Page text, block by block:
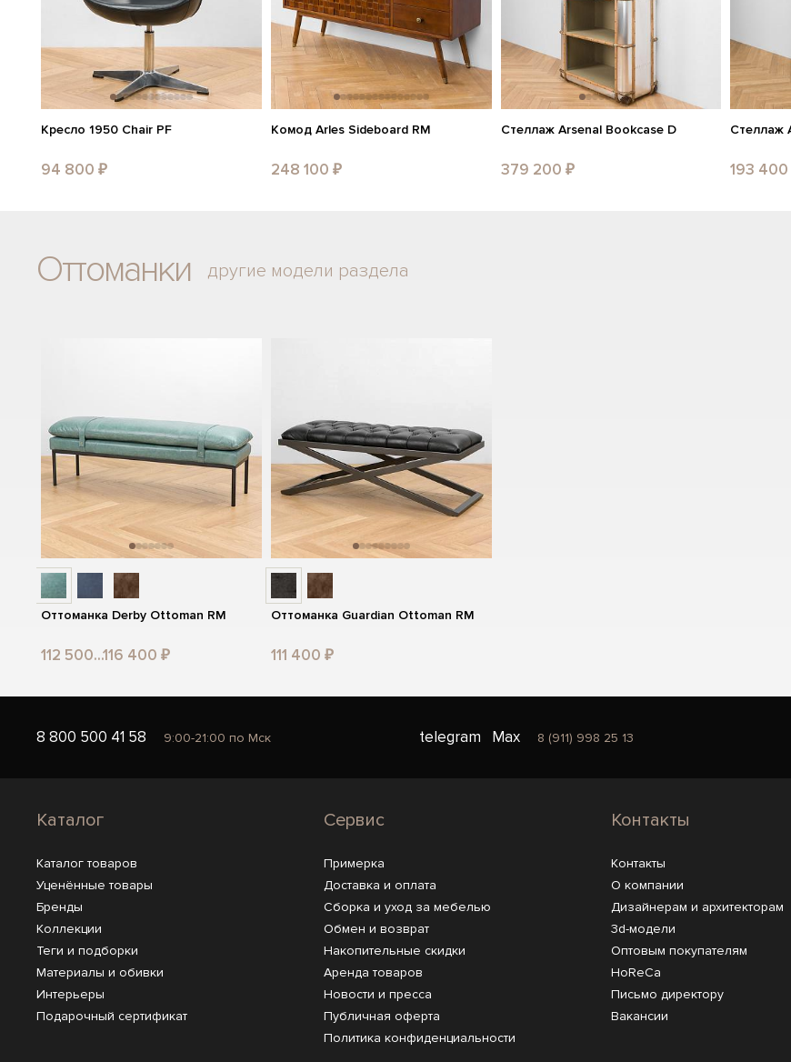
Кресло 1950 Chair PF
94 800 ₽
Комод Arles Sideboard RM
248 100 ₽
Стеллаж Arsenal Bookcase D
379 200 ₽
Стеллаж
193
Оттоманки другие модели раздела
Оттоманка Derby Ottoman RM
112 500...116 400 ₽
Оттоманка Guardian Ottoman RM
111 400 ₽
8 800 500 41 58 9:00-21:00 по Мск telegram Max 8 (911) 998 25 13
Каталог
Каталог товаров
Уценённые товары
Бренды
Коллекции
Теги и подборки
Материалы и обивки
Интерьеры
Подарочный сертификат
Сервис
Примерка
Доставка и оплата
Сборка и уход за мебелью
Обмен и возврат
Накопительные скидки
Аренда товаров
Новости и пресса
Публичная оферта
Политика конфиденциальности
Контакты
Контакты
О компании
Дизайнерам и архитекторам
3d-модели
Оптовым покупателям
HoReCa
Письмо директору
Вакансии